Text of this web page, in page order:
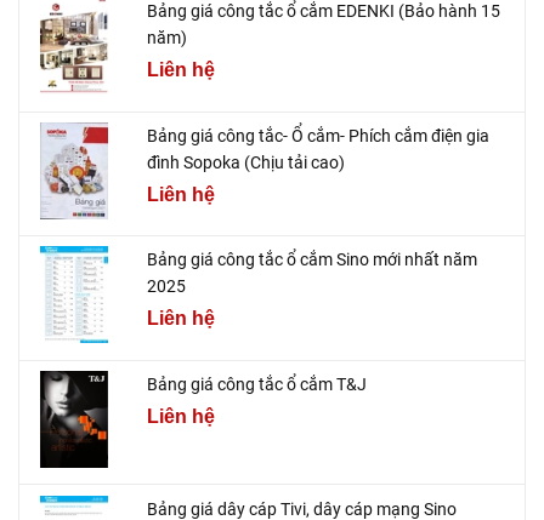
Bảng giá công tắc ổ cắm EDENKI (Bảo hành 15
năm)
Liên hệ
Bảng giá công tắc- Ổ cắm- Phích cắm điện gia
đình Sopoka (Chịu tải cao)
Liên hệ
Bảng giá công tắc ổ cắm Sino mới nhất năm
2025
Liên hệ
Bảng giá công tắc ổ cắm T&J
Liên hệ
Bảng giá dây cáp Tivi, dây cáp mạng Sino